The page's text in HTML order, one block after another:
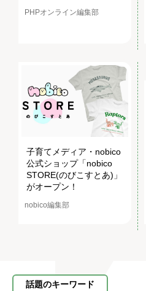
PHPオンライン編集部
子育てメディア・nobico
公式ショップ「nobico
STORE(のびこすとあ)」
がオープン！
nobico編集部
話題のキーワード